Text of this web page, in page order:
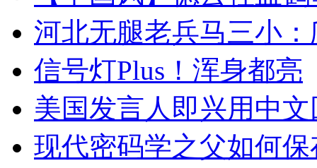
河北无腿老兵马三小
信号灯Plus！浑身都亮
美国发言人即兴用中
现代密码学之父如何